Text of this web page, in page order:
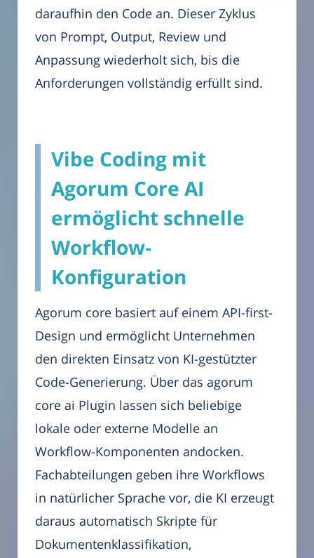
daraufhin den Code an. Dieser Zyklus
von Prompt, Output, Review und
Anpassung wiederholt sich, bis die
Anforderungen vollständig erfüllt sind.
Vibe Coding mit
Agorum Core AI
ermöglicht schnelle
Workflow-
Konfiguration
Agorum core basiert auf einem API-first-
Design und ermöglicht Unternehmen
den direkten Einsatz von KI-gestützter
Code-Generierung. Über das agorum
core ai Plugin lassen sich beliebige
lokale oder externe Modelle an
Workflow-Komponenten andocken.
Fachabteilungen geben ihre Workflows
in natürlicher Sprache vor, die KI erzeugt
daraus automatisch Skripte für
Dokumentenklassifikation,